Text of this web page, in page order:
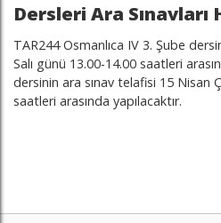
Dersleri Ara Sınavları
TAR244 Osmanlıca IV 3. Şube
Salı günü 13.00-14.00 saatleri
dersinin ara sınav telafisi 15 Nisan
saatleri arasında yapılacaktır.